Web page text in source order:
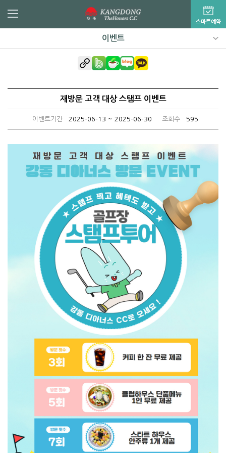
스마트예약
이벤트
재방문 고객 대상 스탬프 이벤트
이벤트기간 2025-06-13 ~ 2025-06-30 조회수 595